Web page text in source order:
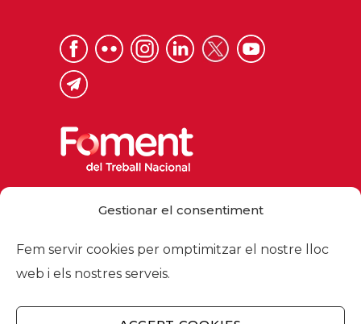
Gestionar el consentiment
Fem servir cookies per omptimitzar el nostre lloc
web i els nostres serveis.
foment@foment.com